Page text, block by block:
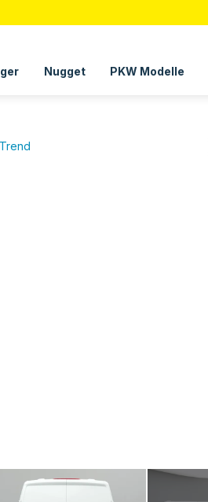
Nugget PKW Modelle